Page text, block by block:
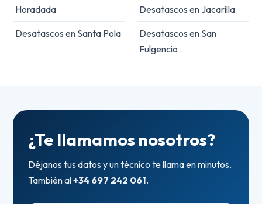
Horadada
Desatascos en Santa Pola
Desatascos en Jacarilla
Desatascos en San
Fulgencio
¿Te llamamos nosotros?
Déjanos tus datos y un técnico te llama en minutos.
También al+34 697 242 061.